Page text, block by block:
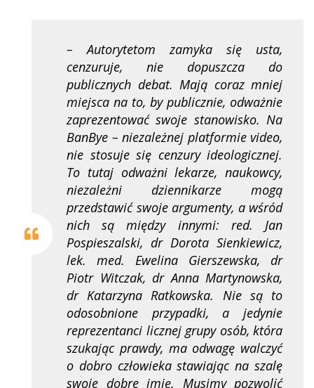
– Autorytetom zamyka się usta,
cenzuruje, nie dopuszcza do
publicznych debat. Mają coraz mniej
miejsca na to, by publicznie, odważnie
zaprezentować swoje stanowisko. Na
BanBye – niezależnej platformie video,
nie stosuje się cenzury ideologicznej.
To tutaj odważni lekarze, naukowcy,
niezależni dziennikarze mogą
przedstawić swoje argumenty, a wśród
nich są między innymi: red. Jan
Pospieszalski, dr Dorota Sienkiewicz,
lek. med. Ewelina Gierszewska, dr
Piotr Witczak, dr Anna Martynowska,
dr Katarzyna Ratkowska. Nie są to
odosobnione przypadki, a jedynie
reprezentanci licznej grupy osób, która
szukając prawdy, ma odwagę walczyć
o dobro człowieka stawiając na szalę
swoje dobre imię. Musimy pozwolić